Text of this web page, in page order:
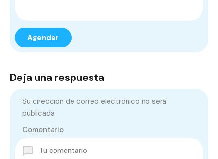
Deja una respuesta
Su dirección de correo electrónico no será
publicada.
Comentario